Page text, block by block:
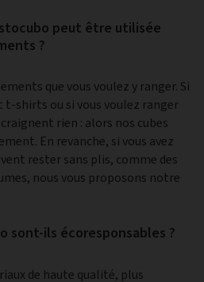
peut être utilisée
?
que vous voulez y ranger. Si
t-shirts ou si vous voulez ranger
rien : alors nos cubes
En revanche, si vous avez
rester sans plis, comme des
nous vous proposons notre
sont-ils écoresponsables ?
de haute qualité, plus